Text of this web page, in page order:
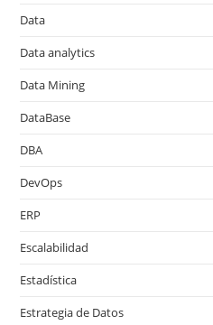
Data
Data analytics
Data Mining
DataBase
DBA
DevOps
ERP
Escalabilidad
Estadística
Estrategia de Datos